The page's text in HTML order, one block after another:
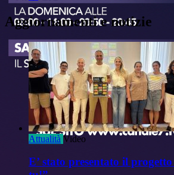
Aggiornamenti e notizie
Attualità Video
E’ stato presentato il